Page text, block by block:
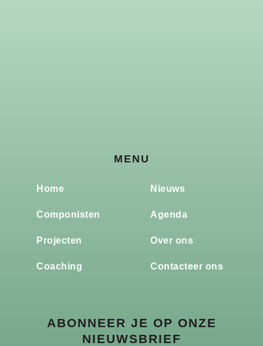
MENU
Home
Componisten
Projecten
Coaching
Nieuws
Agenda
Over ons
Contacteer ons
ABONNEER JE OP ONZE
NIEUWSBRIEF